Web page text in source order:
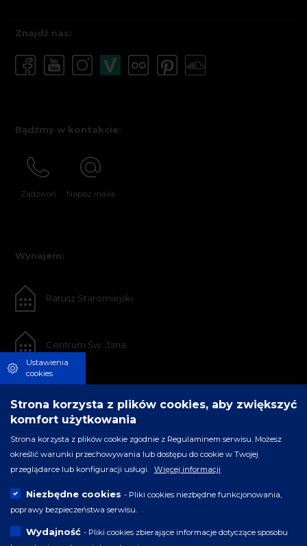
Znajdź nas:
Bądźmy w kontakcie:
Zadzwoń Napisz maila
Wynajem:
Ratusz Staromiejski
Centrum Św. Jana
Ustawienia
cookies
Strona korzysta z plików cookies, aby zwiększyć
komfort użytkowania
Strona korzysta z plików cookie zgodnie z Regulaminem serwisu. Możesz
określić warunki przechowywania lub dostępu do cookie w Twojej
przeglądarce lub konfiguracji usługi.
Więcej informacji
Niezbędne cookies - Pliki cookies niezbędne funkcjonowania,
poprawy bezpieczeństwa serwisu.
Wydajność - Pliki cookies zbierające informacje dotyczące sposobu